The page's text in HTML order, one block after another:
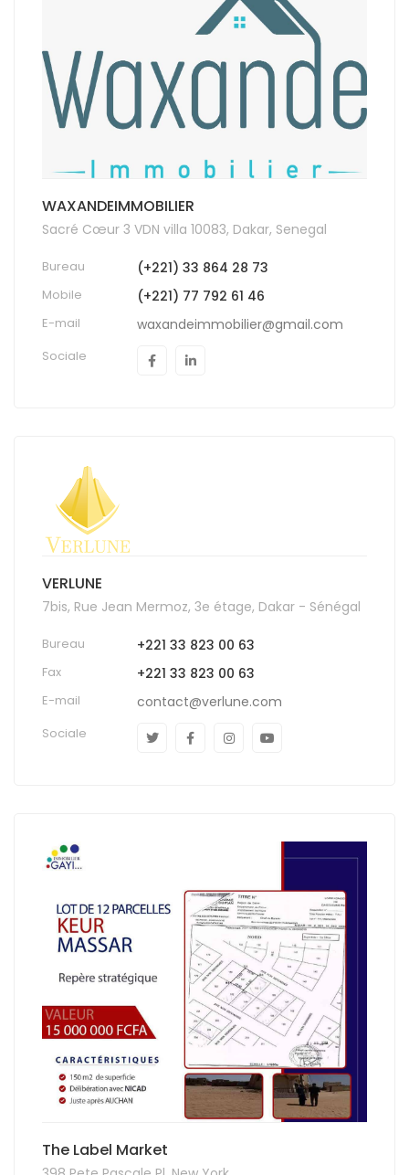
WAXANDEIMMOBILIER
Sacré Cœur 3 VDN villa 10083, Dakar, Senegal
Bureau (+221) 33 864 28 73
Mobile (+221) 77 792 61 46
E-mail waxandeimmobilier@gmail.com
Sociale
VERLUNE
7bis, Rue Jean Mermoz, 3e étage, Dakar - Sénégal
Bureau +221 33 823 00 63
Fax +221 33 823 00 63
E-mail contact@verlune.com
Sociale
The Label Market